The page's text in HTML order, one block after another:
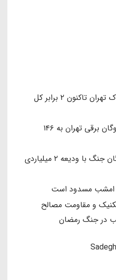
تعداد روزهای با هوای پاک تهران تاکنون ۲ برابر کل
تعداد شارژرهای سریع ناوگان برقی تهران به ۱۴۶
اسکان موقت آسیب‌دیدگان جنگ با ودیعه ۲ میلیاردی
امشب مسدود است
و مقاومت مصالح
در جنگ رمضان
Sadegh